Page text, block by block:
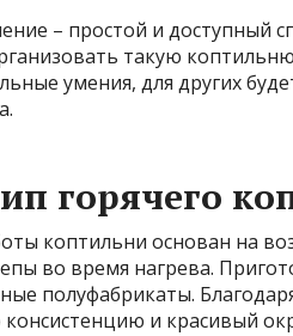
– простой и доступный
такую
умения, для других
горячего
коптильни основан на
во время нагрева.
полуфабрикаты.
и красивый